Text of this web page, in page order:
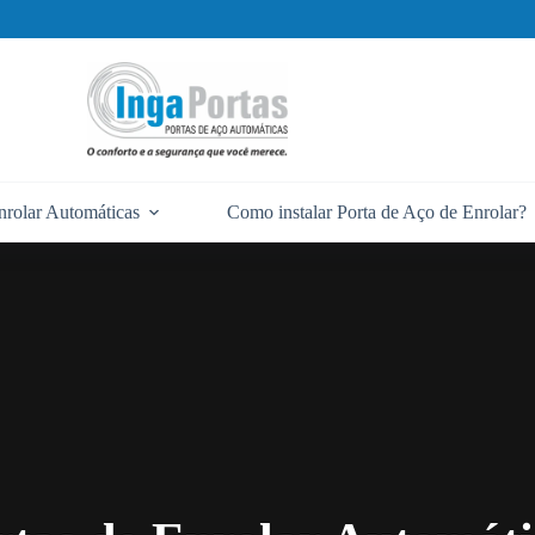
Automáticas Como instalar Porta de Aço de Enrolar?